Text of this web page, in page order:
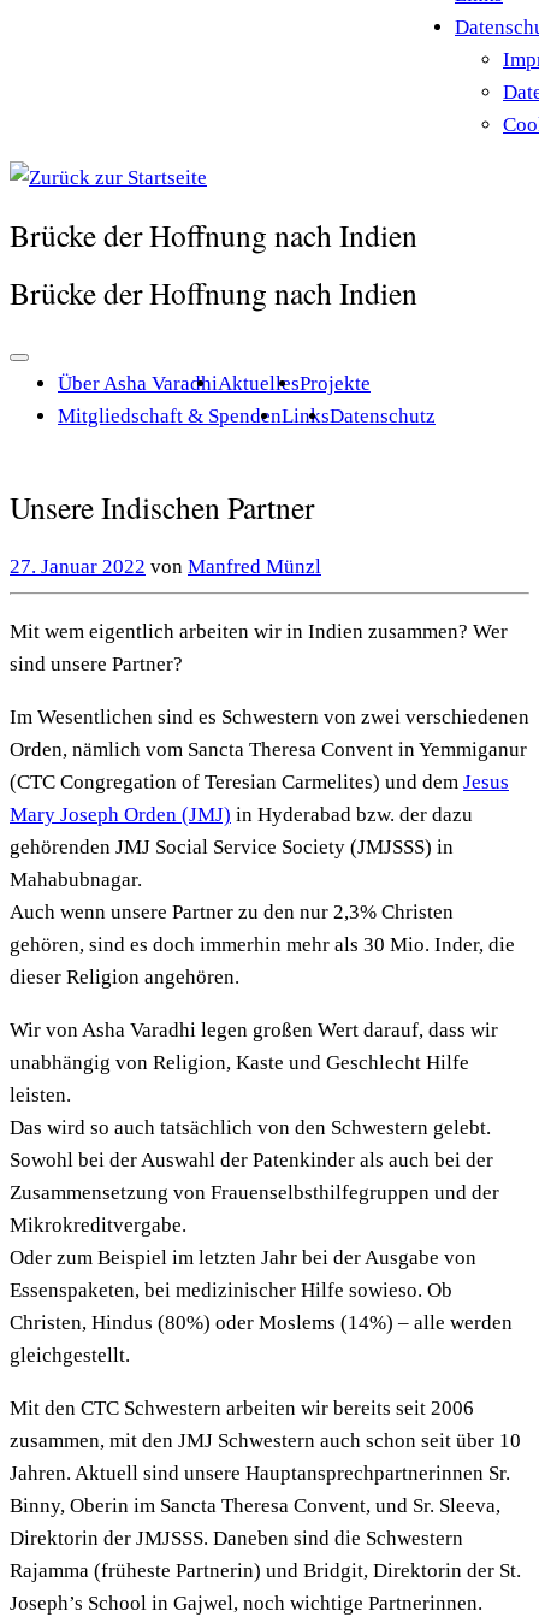
Brücke der Hoffnung nach Indien
Brücke der Hoffnung nach Indien
Über Asha VaradhiAktuellesProjekte
Mitgliedschaft & SpendenLinksDatenschutz
Unsere Indischen Partner
27. Januar 2022 von Manfred Münzl
Mit wem eigentlich arbeiten wir in Indien zusammen? Wer
sind unsere Partner?
Im Wesentlichen sind es Schwestern von zwei verschiedenen
Orden, nämlich vom Sancta Theresa Convent in Yemmiganur
(CTC Congregation of Teresian Carmelites) und dem Jesus
Mary Joseph Orden (JMJ) in Hyderabad bzw. der dazu
gehörenden JMJ Social Service Society (JMJSSS) in
Mahabubnagar.
Auch wenn unsere Partner zu den nur 2,3% Christen
gehören, sind es doch immerhin mehr als 30 Mio. Inder, die
dieser Religion angehören.
Wir von Asha Varadhi legen großen Wert darauf, dass wir
unabhängig von Religion, Kaste und Geschlecht Hilfe
leisten.
Das wird so auch tatsächlich von den Schwestern gelebt.
Sowohl bei der Auswahl der Patenkinder als auch bei der
Zusammensetzung von Frauenselbsthilfegruppen und der
Mikrokreditvergabe.
Oder zum Beispiel im letzten Jahr bei der Ausgabe von
Essenspaketen, bei medizinischer Hilfe sowieso. Ob
Christen, Hindus (80%) oder Moslems (14%) – alle werden
gleichgestellt.
Mit den CTC Schwestern arbeiten wir bereits seit 2006
zusammen, mit den JMJ Schwestern auch schon seit über 10
Jahren. Aktuell sind unsere Hauptansprechpartnerinnen Sr.
Binny, Oberin im Sancta Theresa Convent, und Sr. Sleeva,
Direktorin der JMJSSS. Daneben sind die Schwestern
Rajamma (früheste Partnerin) und Bridgit, Direktorin der St.
Joseph’s School in Gajwel, noch wichtige Partnerinnen.